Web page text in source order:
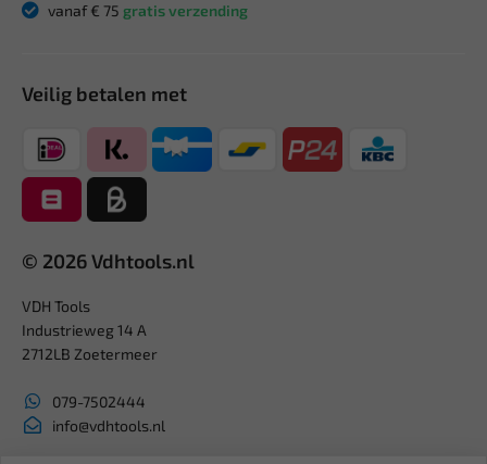
vanaf € 75 gratis verzending
Veilig betalen met
© 2026 Vdhtools.nl
VDH Tools
Industrieweg 14 A
2712LB Zoetermeer
079-7502444
info@vdhtools.nl